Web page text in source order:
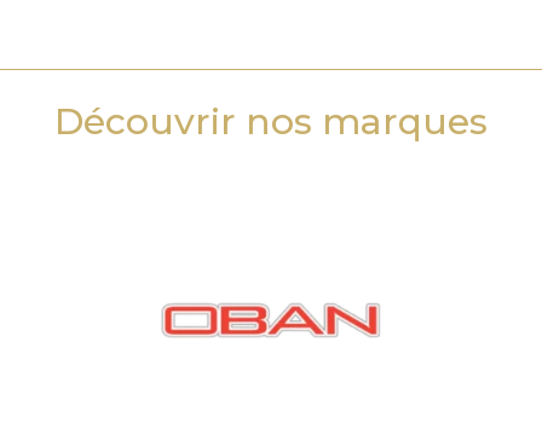
Découvrir nos marques